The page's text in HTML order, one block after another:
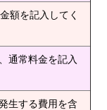
額を記入してく
通常料金を記入
生する費用を含